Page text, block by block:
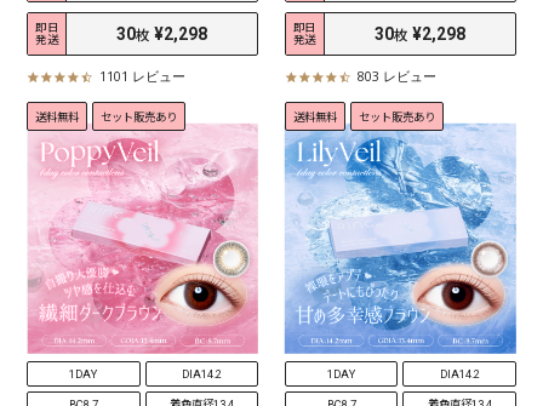
10枚 ¥980
即日
発送
30枚¥2,298
.
s
t
a
r
a
t
i
n
g
1101 レビュー
10枚¥980
即日
発送
30 枚¥2,298
4
.
s
t
a
r
r
t
i
n
g
803 レビュー
送料無料 セット販売あり
1DAY DIA14.2
送料無料 セット販売あり
1DAY DIA14.2